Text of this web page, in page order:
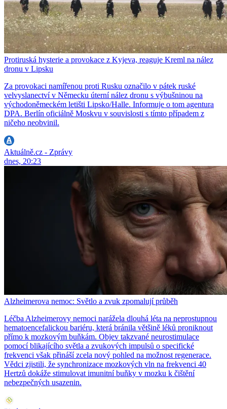
Protiruská hysterie a provokace z Kyjeva, reaguje Kreml na nález
dronu v Lipsku
Za provokaci namířenou proti Rusku označilo v pátek ruské
velvyslanectví v Německu úterní nález dronu s výbušninou na
východoněmeckém letišti Lipsko/Halle. Informuje o tom agentura
DPA. Berlín oficiálně Moskvu v souvislosti s tímto případem z
ničeho neobvinil.
Aktuálně.cz - Zprávy
dnes, 20:23
Alzheimerova nemoc: Světlo a zvuk zpomalují průběh
Léčba Alzheimerovy nemoci narážela dlouhá léta na neprostupnou
hematoencefalickou bariéru, která bránila většině léků proniknout
přímo k mozkovým buňkám. Objev takzvané neurostimulace
pomocí blikajícího světla a zvukových impulsů o specifické
frekvenci však přináší zcela nový pohled na možnost regenerace.
Vědci zjistili, že synchronizace mozkových vln na frekvenci 40
Hertzů dokáže stimulovat imunitní buňky v mozku k čištění
nebezpečných usazenin.